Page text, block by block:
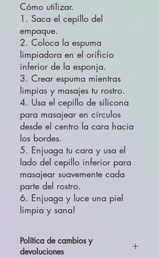
Cómo utilizar.
1. Saca el cepillo del
empaque.
2. Coloca la espuma
limpiadora en el orificio
inferior de la esponja.
3. Crear espuma mientras
limpias y masajes tu rostro.
4. Usa el cepillo de silicona
para masajear en círculos
desde el centro la cara hacia
los bordes.
5. Enjuaga tu cara y usa el
lado del cepillo inferior para
masajear suavemente cada
parte del rostro.
6. Enjuaga y luce una piel
limpia y sana!
Política de cambios y
devoluciones